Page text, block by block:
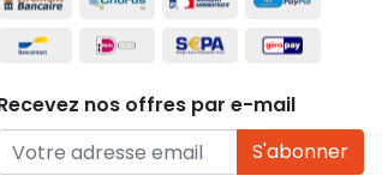
nos offres par e-mail
S'abonner